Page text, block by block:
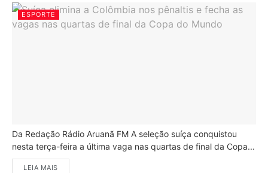
ESPORTE
Da Redação Rádio Aruanã FM A seleção suíça conquistou
nesta terça-feira a última vaga nas quartas de final da Copa...
LEIA MAIS